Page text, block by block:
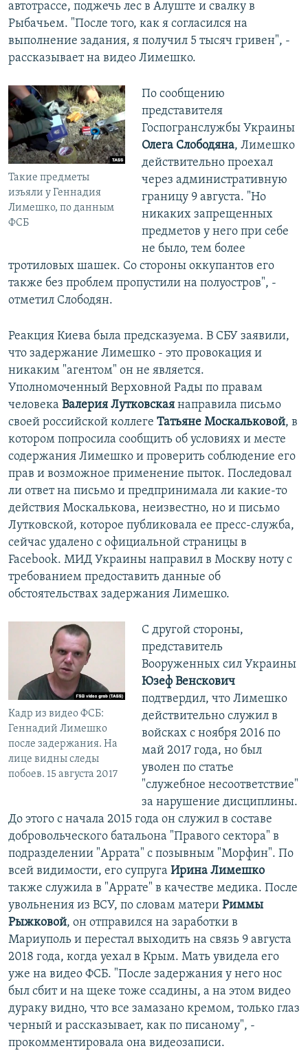
автотрассе, поджечь лес в Алуште и свалку в
Рыбачьем. "После того, как я согласился на
выполнение задания, я получил 5 тысяч гривен", -
рассказывает на видео Лимешко.
Такие предметы
изъяли у Геннадия
Лимешко, по данным
ФСБ
По сообщению
представителя
Госпогранслужбы Украины
Олега Слободяна, Лимешко
действительно проехал
через административную
границу 9 августа. "Но
никаких запрещенных
предметов у него при себе
не было, тем более
тротиловых шашек. Со стороны оккупантов его
также без проблем пропустили на полуостров", -
отметил Слободян.
Реакция Киева была предсказуема. В СБУ заявили,
что задержание Лимешко - это провокация и
никаким "агентом" он не является.
Уполномоченный Верховной Рады по правам
человека Валерия Лутковская направила письмо
своей российской коллеге Татьяне Москальковой, в
котором попросила сообщить об условиях и месте
содержания Лимешко и проверить соблюдение его
прав и возможное применение пыток. Последовал
ли ответ на письмо и предпринимала ли какие-то
действия Москалькова, неизвестно, но и письмо
Лутковской, которое публиковала ее пресс-служба,
сейчас удалено с официальной страницы в
Facebook. МИД Украины направил в Москву ноту с
требованием предоставить данные об
обстоятельствах задержания Лимешко.
Кадр из видео ФСБ:
Геннадий Лимешко
после задержания. На
лице видны следы
побоев. 15 августа 2017
С другой стороны,
представитель
Вооруженных сил Украины
Юзеф Венскович
подтвердил, что Лимешко
действительно служил в
войсках с ноября 2016 по
май 2017 года, но был
уволен по статье
"служебное несоответствие"
за нарушение дисциплины.
До этого с начала 2015 года он служил в составе
добровольческого батальона "Правого сектора" в
подразделении "Аррата" с позывным "Морфин". По
всей видимости, его супруга Ирина Лимешко
также служила в "Аррате" в качестве медика. После
увольнения из ВСУ, по словам матери Риммы
Рыжковой, он отправился на заработки в
Мариуполь и перестал выходить на связь 9 августа
2018 года, когда уехал в Крым. Мать увидела его
уже на видео ФСБ. "После задержания у него нос
был сбит и на щеке тоже ссадины, а на этом видео
дураку видно, что все замазано кремом, только глаз
черный и рассказывает, как по писаному", -
прокомментировала она видеозаписи.